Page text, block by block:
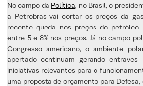
No campo da Política, no Brasil, o
a Petrobras vai cortar os preços da
recente queda nos preços do petróleo
entre 5 e 8% nos preços. Já no campo
Congresso americano, o ambiente
apertado continuam gerando
iniciativas relevantes para o
uma proposta de orçamento para